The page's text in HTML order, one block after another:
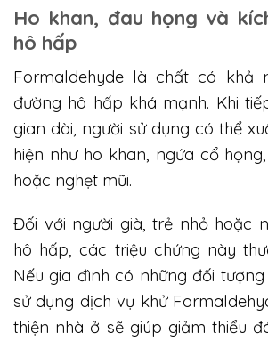
Ho khan, đau họng và
hô hấp
Formaldehyde là chất có khả
đường hô hấp khá mạnh. Khi
gian dài, người sử dụng có thể
hiện như ho khan, ngứa cổ
hoặc nghẹt mũi.
Đối với người già, trẻ nhỏ hoặc
hô hấp, các triệu chứng này
Nếu gia đình có những đối
sử dụng dịch vụ khử
thiện nhà ở sẽ giúp giảm thiểu